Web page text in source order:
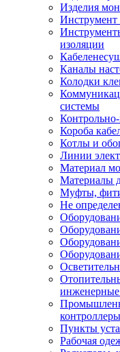
Изделия
Инструмент
изоляции
Каналы
Колодки
системы
Короба
Котлы и
Линии
Материал
Материалы
Муфты,
Не
контроллеры
Пункты
Рабочая